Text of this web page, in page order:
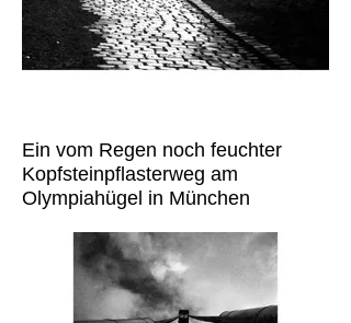
Ein vom Regen noch feuchter
Kopfsteinpflasterweg am
Olympiahügel in München
Nachmittagssonne.
Die Reflexion hat mir besonders
gut gefallen und in schwarzweiß
wirkt es für mich am schönsten.